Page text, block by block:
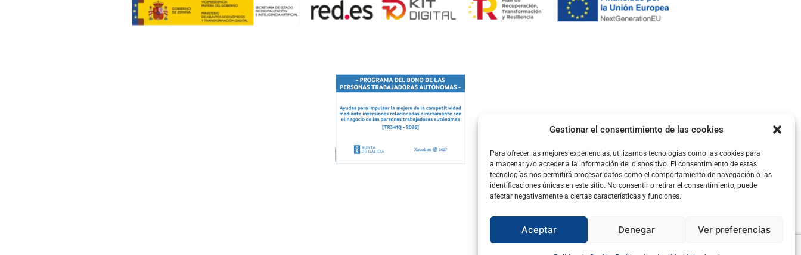
Gestionar el consentimiento de las cookies
Para ofrecer las mejores experiencias, utilizamos tecnologías como las cookies para
almacenar y/o acceder a la información del dispositivo. El consentimiento de estas
tecnologías nos permitirá procesar datos como el comportamiento de navegación o las
identificaciones únicas en este sitio. No consentir o retirar el consentimiento, puede
afectar negativamente a ciertas características y funciones.
Aceptar Denegar Ver preferencias